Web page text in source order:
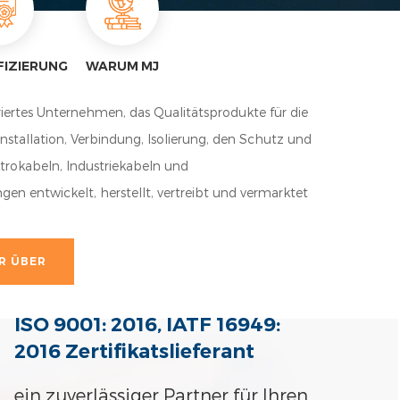
WARUM MJ
Unternehmen, das Qualitätsprodukte für die
Verbindung, Isolierung, den Schutz und
Industriekabeln und
entwickelt, herstellt, vertreibt und vermarktet
technologische Innovation neue Lösungen für
und haben zahlreiche Qualitätszertifizierungen wie
IATF16949 erhalten für den
ÜBER
ISO 9001: 2016, IATF 16949:
2016 Zertifikatslieferant
ein zuverlässiger Partner für Ihren